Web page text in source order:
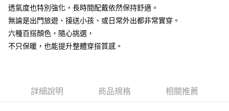
是否繳費成功／繳費後需取消欲退款等相關疑問，請聯繫「AFTEE先享後付
客戶支援中心」https://netprotections.freshdesk.com/support/home
【注意事項】
１．透過由恩沛科技股份有限公司提供之「AFTEE先享後付」服務完成之交
易，需依本服務之必要範圍內提供個人資料，並將交易相關給付款項請求債
３．未成年的使用者請事先徵得法定代理人或監護人之同意方可使用
「AFTEE先享後付」，若未經同意申辦者引起之損失，本公司不負相關責
每筆NT$100，滿NT$799(含以上)免運費
離島宅配
每筆NT$150
透氣度也特別強化，長時間配戴依然保持舒適。
無論是出門旅遊、接送小孩、或日常外出都非常實穿。
六種百搭顏色，隨心挑選，
不只保暖，也能提升整體穿搭質感。
詳細說明 商品規格 相關推薦